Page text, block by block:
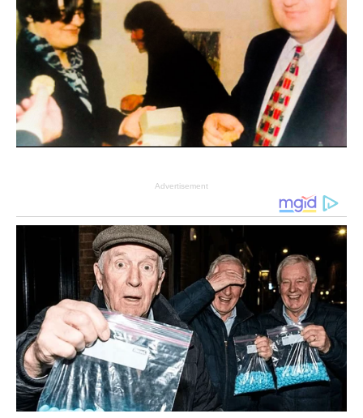
Advertisement